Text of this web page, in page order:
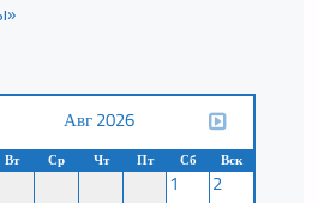
Авг 2026
Вт Ср Чт Пт Сб Вск
1
2